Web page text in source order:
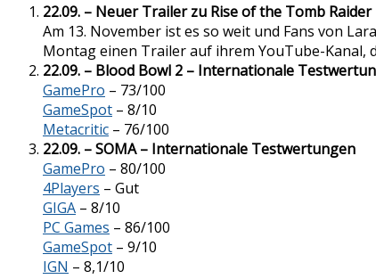
22.09. – Neuer Trailer zu Rise of the Tomb Raider
Am 13. November ist es so weit und Fans von
Montag einen Trailer auf ihrem YouTube-Kanal,
22.09. – Blood Bowl 2 – Internationale
GamePro – 73/100
GameSpot – 8/10
Metacritic – 76/100
22.09. – SOMA – Internationale Testwertungen
GamePro – 80/100
4Players – Gut
GIGA – 8/10
PC Games – 86/100
GameSpot – 9/10
IGN – 8,1/10